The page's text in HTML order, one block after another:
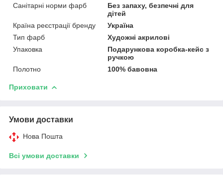
Санітарні норми фарб
Без запаху, безпечні для
дітей
Країна реєстрації бренду
Україна
Тип фарб
Художні акрилові
Упаковка
Подарункова коробка-кейс з
ручкою
Полотно
100% бавовна
Приховати
Умови доставки
Нова Пошта
Всі умови доставки